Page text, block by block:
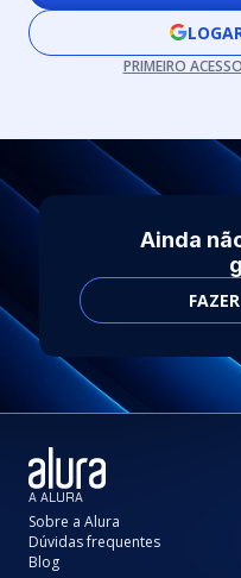
PRIMEIRO
Ainda
A ALURA
Sobre a Alura
Dúvidas frequentes
Blog